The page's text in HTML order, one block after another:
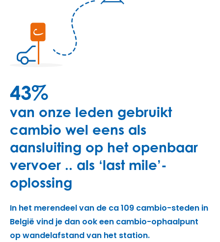
43%
van onze leden gebruikt
cambio wel eens als
aansluiting op het openbaar
vervoer .. als ‘last mile’-
oplossing
In het merendeel van de ca 109 cambio-steden in
België vind je dan ook een cambio-ophaalpunt
op wandelafstand van het station.